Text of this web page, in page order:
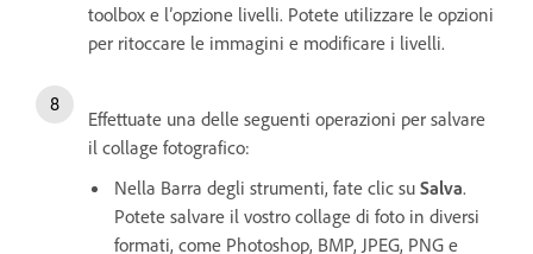
toolbox e l’opzione livelli. Potete utilizzare le opzioni
per ritoccare le immagini e modificare i livelli.
Effettuate una delle seguenti operazioni per salvare
il collage fotografico:
Nella Barra degli strumenti, fate clic su Salva.
Potete salvare il vostro collage di foto in diversi
formati, come Photoshop, BMP, JPEG, PNG e